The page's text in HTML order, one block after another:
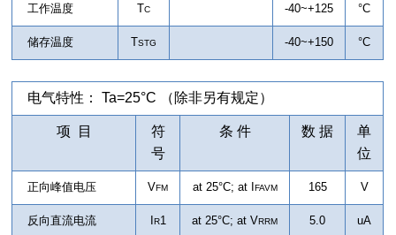
工作温度 TC -40~+125 °C
储存温度 TSTG -40~+150 °C
电气特性： Ta=25°C （除非另有规定）
项 目
符
号
条 件 数 据
单
位
正向峰值电压 VFM at 25°C; at I FAVM 165 V
反向直流电流 R1 at 25°C; atVRRM 5.0 uA